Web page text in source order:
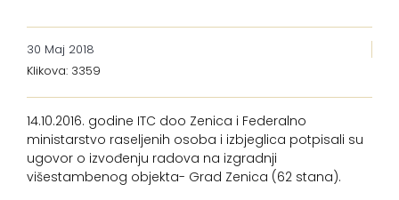
30 Maj 2018
Klikova: 3359
14.10.2016. godine ITC doo Zenica i Federalno
ministarstvo raseljenih osoba i izbjeglica potpisali su
ugovor o izvođenju radova na izgradnji
višestambenog objekta- Grad Zenica (62 stana).